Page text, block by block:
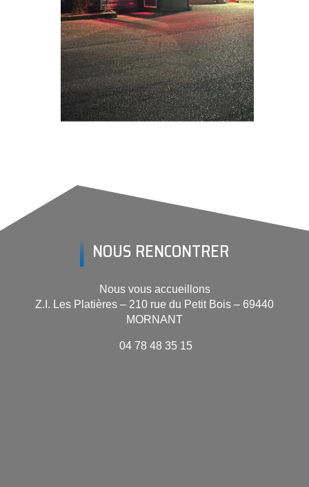
NOUS RENCONTRER
Nous vous accueillons
Z.I. Les Platières – 210 rue du Petit Bois – 69440
MORNANT
04 78 48 35 15